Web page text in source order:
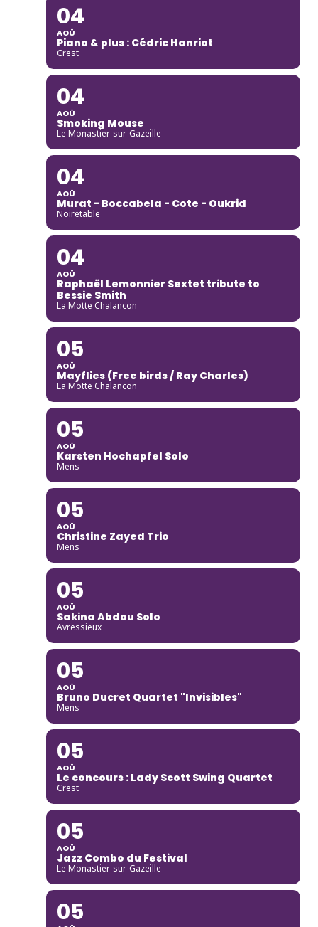
04
AOÛ
Piano & plus : Cédric Hanriot
Crest
04
AOÛ
Smoking Mouse
Le Monastier-sur-Gazeille
04
AOÛ
Murat - Boccabela - Cote - Oukrid
Noiretable
04
AOÛ
Raphaël Lemonnier Sextet tribute to
Bessie Smith
La Motte Chalancon
05
AOÛ
Mayflies (Free birds / Ray Charles)
La Motte Chalancon
05
AOÛ
Karsten Hochapfel Solo
Mens
05
AOÛ
Christine Zayed Trio
Mens
05
AOÛ
Sakina Abdou Solo
Avressieux
05
AOÛ
Bruno Ducret Quartet "Invisibles"
Mens
05
AOÛ
Le concours : Lady Scott Swing Quartet
Crest
05
AOÛ
Jazz Combo du Festival
Le Monastier-sur-Gazeille
05